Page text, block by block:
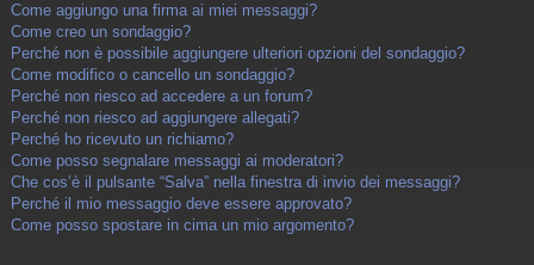
Come aggiungo una firma ai miei messaggi?
Come creo un sondaggio?
Perché non è possibile aggiungere ulteriori opzioni del sondaggio?
Come modifico o cancello un sondaggio?
Perché non riesco ad accedere a un forum?
Perché non riesco ad aggiungere allegati?
Perché ho ricevuto un richiamo?
Come posso segnalare messaggi ai moderatori?
Che cos’è il pulsante “Salva” nella finestra di invio dei messaggi?
Perché il mio messaggio deve essere approvato?
Come posso spostare in cima un mio argomento?